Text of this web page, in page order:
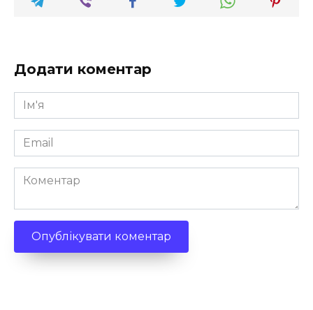
Додати коментар
Ім'я
*
Email
*
Коментар